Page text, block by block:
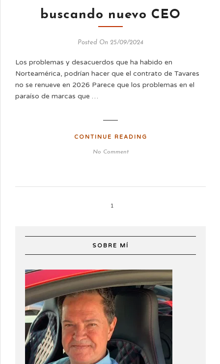
buscando nuevo CEO
Posted On 25/09/2024
Los problemas y desacuerdos que ha habido en
Norteamérica, podrían hacer que el contrato de Tavares
no se renueve en 2026 Parece que los problemas en el
paraíso de marcas que …
CONTINUE READING
No Comment
1
SOBRE MÍ